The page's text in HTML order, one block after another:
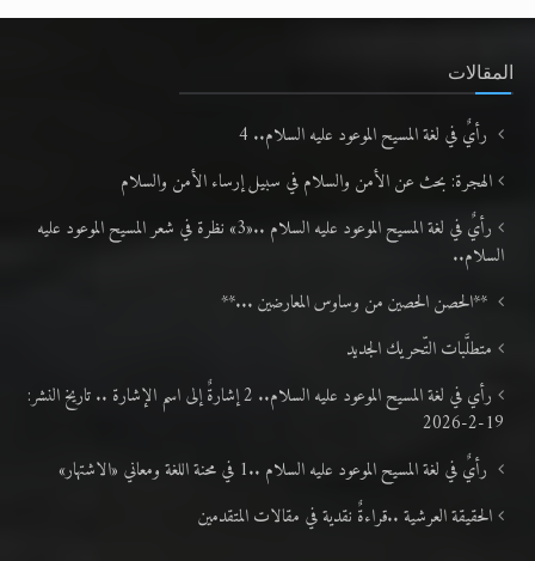
المقالات
رأيٌ في لغة المسيح الموعود عليه السلام.. 4
الهجرة: بحث عن الأمن والسلام في سبيل إرساء الأمن والسلام
رأيٌ في لغة المسيح الموعود عليه السلام ..«3» نظرة في شعر المسيح الموعود عليه
السلام..
**الحصن الحصين من وساوس المعارضين ...**
متطلَّبات التّحريك الجديد
رأي في لغة المسيح الموعود عليه السلام.. 2 إشارةٌ إلى اسم الإشارة .. تاريخ النشر:
19-2-2026
رأيٌ في لغة المسيح الموعود عليه السلام ..1 في محنة اللغة ومعاني «الاشتهار»
الحقيقة العرشية ..قراءةٌ نقدية في مقالات المتقدمين